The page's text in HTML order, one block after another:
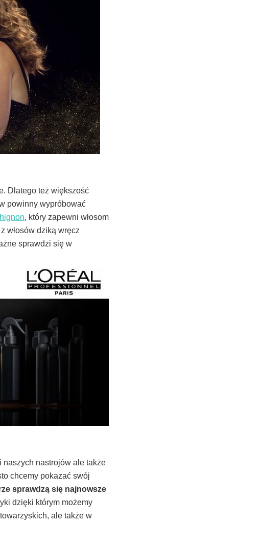
Dlatego też większość
powinny wypróbować
, który zapewni włosom
włosów dziką wręcz
sprawdzi się w
naszych nastrojów ale także
chcemy pokazać swój
sprawdzą się najnowsze
dzięki którym możemy
ale także w